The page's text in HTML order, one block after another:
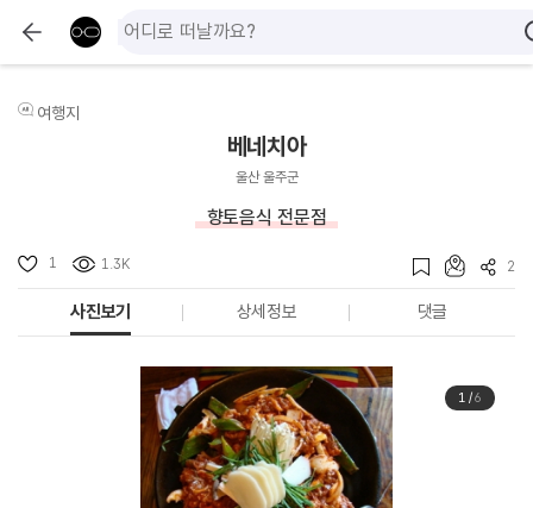
여행지
베네치아
울산 울주군
향토음식 전문점
1 1.3K 2
사진보기 상세정보 댓글
1/6